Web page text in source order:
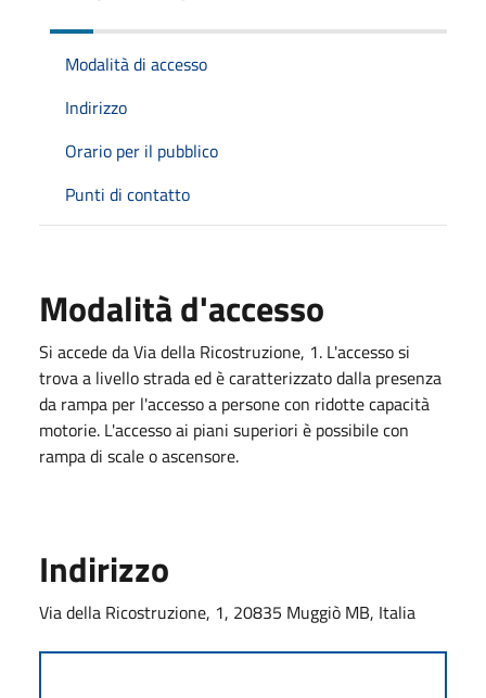
Modalità di accesso
Indirizzo
Orario per il pubblico
Punti di contatto
Modalità d'accesso
Si accede da Via della Ricostruzione, 1. L'accesso si
trova a livello strada ed è caratterizzato dalla presenza
da rampa per l'accesso a persone con ridotte capacità
motorie. L'accesso ai piani superiori è possibile con
rampa di scale o ascensore.
Indirizzo
Via della Ricostruzione, 1, 20835 Muggiò MB, Italia